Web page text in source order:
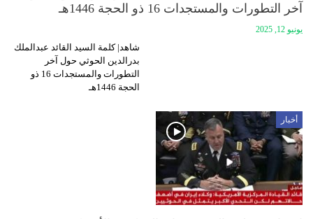
آخر التطورات والمستجدات 16 ذو الحجة 1446هـ
يونيو 12, 2025
شاهد| كلمة السيد القائد عبدالملك
بدرالدين الحوثي حول آخر
التطورات والمستجدات 16 ذو
الحجة 1446هـ
أخبار